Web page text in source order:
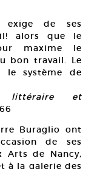
exige de ses
alors que le
maxime le
bon travail. Le
le système de
littéraire et
Buraglio ont
de ses
Arts de Nancy,
à la galerie des